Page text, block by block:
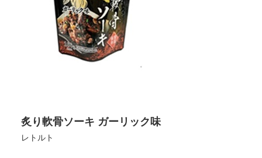
炙り軟骨ソーキ ガーリック味
レトルト